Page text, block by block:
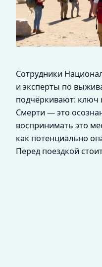
Сотрудники
и эксперты по
подчёркивают: ключ
Смерти — это
воспринимать это
как потенциально
Перед поездкой